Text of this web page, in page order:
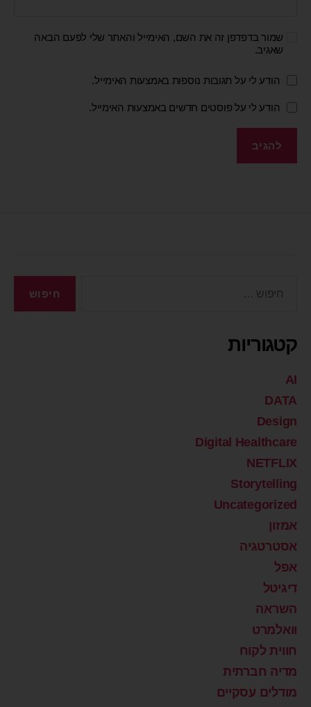
שמור בדפדפן זה את השם, האימייל והאתר שלי לפעם הבאה
שאגיב.
הודע לי על תגובות נוספות באמצעות האימייל.
הודע לי על פוסטים חדשים באמצעות האימייל.
קטגוריות
AI
DATA
Design
Digital Healthcare
NETFLIX
Storytelling
Uncategorized
אמזון
אסטרטגיה
אפל
דיגיטל
השראה
וואלמרט
חווית לקוח
מדיה חברתית
מודלים עסקיים